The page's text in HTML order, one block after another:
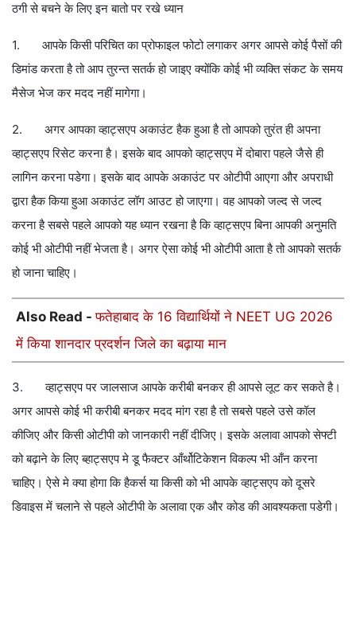
ठगी से बचने के लिए इन बातो पर रखे ध्यान
1. आपके किसी परिचित का प्रोफाइल फोटो लगाकर अगर आपसे कोई पैसों की
डिमांड करता है तो आप तुरन्त सतर्क हो जाइए क्योंकि कोई भी व्यक्ति संकट के समय
मैसेज भेज कर मदद नहीं मागेगा।
2. अगर आपका व्हाट्सएप अकाउंट हैक हुआ है तो आपको तुरंत ही अपना
व्हाट्सएप रिसेट करना है। इसके बाद आपको व्हाट्सएप में दोबारा पहले जैसे ही
लागिन करना पडेगा। इसके बाद आपके अकाउंट पर ओटीपी आएगा और अपराधी
द्वारा हैक किया हुआ अकाउंट लॉग आउट हो जाएगा। वह आपको जल्द से जल्द
करना है सबसे पहले आपको यह ध्यान रखना है कि व्हाट्सएप बिना आपकी अनुमति
कोई भी ओटीपी नहीं भेजता है। अगर ऐसा कोई भी ओटीपी आता है तो आपको सतर्क
हो जाना चाहिए।
Also Read -फतेहाबाद के 16 विद्यार्थियों ने NEET UG 2026
में किया शानदार प्रदर्शन जिले का बढ़ाया मान
3. व्हाट्सएप पर जालसाज आपके करीबी बनकर ही आपसे लूट कर सकते है।
अगर आपसे कोई भी करीबी बनकर मदद मांग रहा है तो सबसे पहले उसे कॉल
कीजिए और किसी ओटीपी को जानकारी नहीं दीजिए। इसके अलावा आपको सेफ्टी
को बढ़ाने के लिए ब्हाट्सएप मे डू फैक्टर आँर्थोटिकेशन विकल्प भी आँन करना
चाहिए। ऐसे मे क्या होगा कि हैकर्स या किसी को भी आपके व्हाट्सएप को दूसरे
डिवाइस में चलाने से पहले ओटीपी के अलावा एक और कोड की आवश्यकता पडेगी।